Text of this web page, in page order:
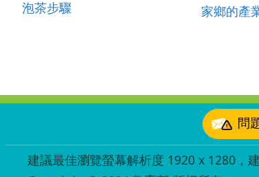
泡茶步驟 家鄉的產
問
建議最佳瀏覽螢幕解析度 1920 x 1280，